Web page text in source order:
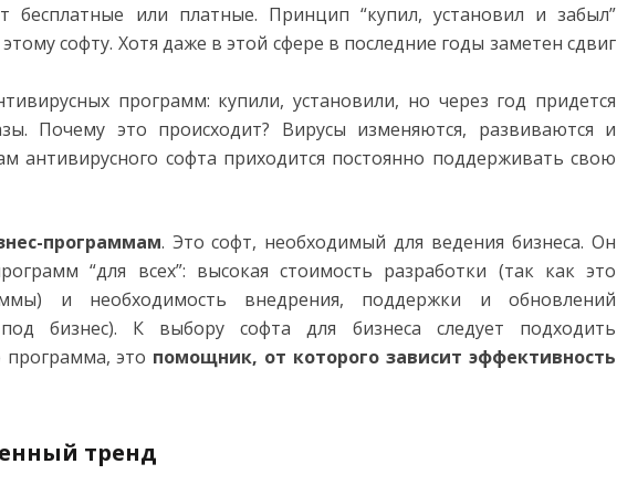
или платные. Принцип “купил, установил и забыл”
софту. Хотя даже в этой сфере в последние годы заметен сдвиг
программ: купили, установили, но через год придется
Почему это происходит? Вирусы изменяются, развиваются и
антивирусного софта приходится постоянно поддерживать свою
программам. Это софт, необходимый для ведения бизнеса. Он
“для всех”: высокая стоимость разработки (так как это
и необходимость внедрения, поддержки и обновлений
бизнес). К выбору софта для бизнеса следует подходить
это помощник, от которого зависит эффективность
тренд